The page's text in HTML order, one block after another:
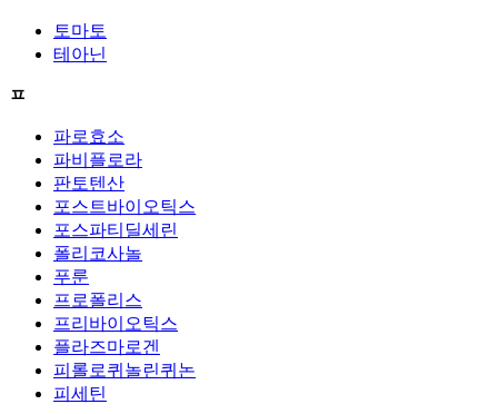
토마토
테아닌
ㅍ
파로효소
파비플로라
판토텐산
포스트바이오틱스
포스파티딜세린
폴리코사놀
푸룬
프로폴리스
프리바이오틱스
플라즈마로겐
피롤로퀴놀린퀴논
피세틴